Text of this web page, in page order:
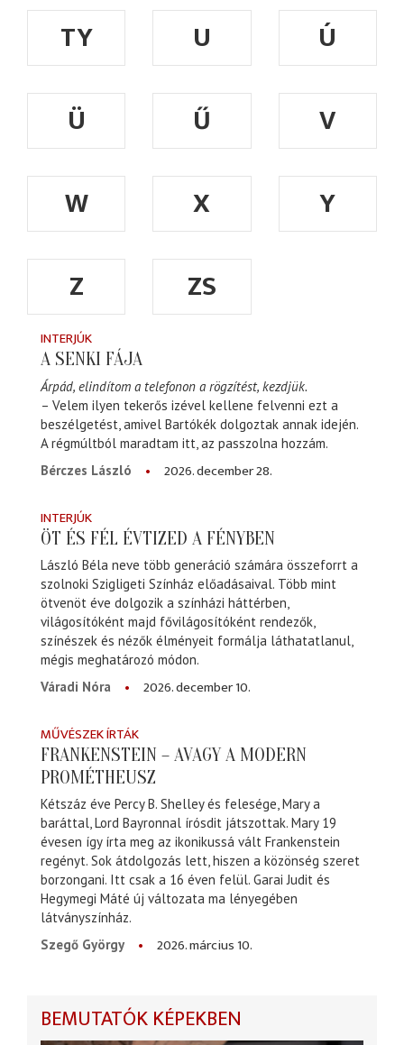
TY U
Ú
Ü
Ű
V
W
X
Y
Z
ZS
INTERJÚK
A SENKI FÁJA
Árpád, elindítom a telefonon a rögzítést, kezdjük.
– Velem ilyen tekerős izével kellene felvenni ezt a
beszélgetést, amivel Bartókék dolgoztak annak idején.
A régmúltból maradtam itt, az passzolna hozzám.
Bérczes László
2026. december 28.
INTERJÚK
ÖT ÉS FÉL ÉVTIZED A FÉNYBEN
László Béla neve több generáció számára összeforrt a
szolnoki Szigligeti Színház előadásaival. Több mint
ötvenöt éve dolgozik a színházi háttérben,
világosítóként majd fővilágosítóként rendezők,
színészek és nézők élményeit formálja láthatatlanul,
mégis meghatározó módon.
Váradi Nóra
2026. december 10.
MŰVÉSZEK ÍRTÁK
FRANKENSTEIN – AVAGY A MODERN
PROMÉTHEUSZ
Kétszáz éve Percy B. Shelley és felesége, Mary a
baráttal, Lord Bayronnal írósdit játszottak. Mary 19
évesen így írta meg az ikonikussá vált Frankenstein
regényt. Sok átdolgozás lett, hiszen a közönség szeret
borzongani. Itt csak a 16 éven felül. Garai Judit és
Hegymegi Máté új változata ma lényegében
látványszínház.
Szegő György
2026. március 10.
BEMUTATÓK KÉPEKBEN